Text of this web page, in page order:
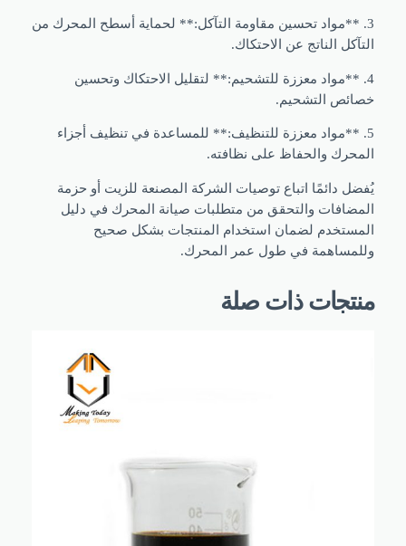
**مواد تحسين مقاومة التآكل:** لحماية أسطح المحرك من
الناتج عن الاحتكاك.
**مواد معززة للتشحيم:** لتقليل الاحتكاك وتحسين
التشحيم.
**مواد معززة للتنظيف:** للمساعدة في تنظيف أجزاء
والحفاظ على نظافته.
دائمًا اتباع توصيات الشركة المصنعة للزيت أو حزمة
والتحقق من متطلبات صيانة المحرك في دليل
لضمان استخدام المنتجات بشكل صحيح
في طول عمر المحرك.
ذات صلة